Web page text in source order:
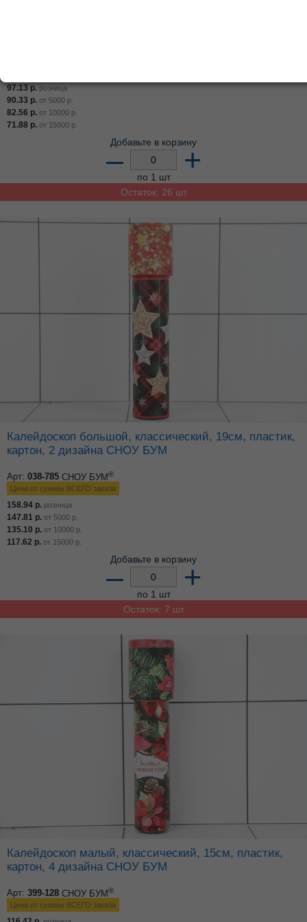
97.13р. розница
90.33 р. от 5000 р.
82.56 р. от 10000 р.
71.88 р. от 15000 р.
Добавьте в корзину
– +
по 1 шт
Остаток: 26 шт
Калейдоскоп большой, классический, 19см, пластик,
картон, 2 дизайна СНОУ БУМ
Арт: 038-785 СНОУ БУМ®
Цена от суммы ВСЕГО заказа
158.94 р. розница
147.81 р. от 5000 р.
135.10 р. от 10000 р.
117.62 р. от 15000 р.
Добавьте в корзину
– +
по 1 шт
Остаток: 7 шт
Калейдоскоп малый, классический, 15см, пластик,
картон, 4 дизайна СНОУ БУМ
Арт: 399-128 СНОУ БУМ®
Цена от суммы ВСЕГО заказа